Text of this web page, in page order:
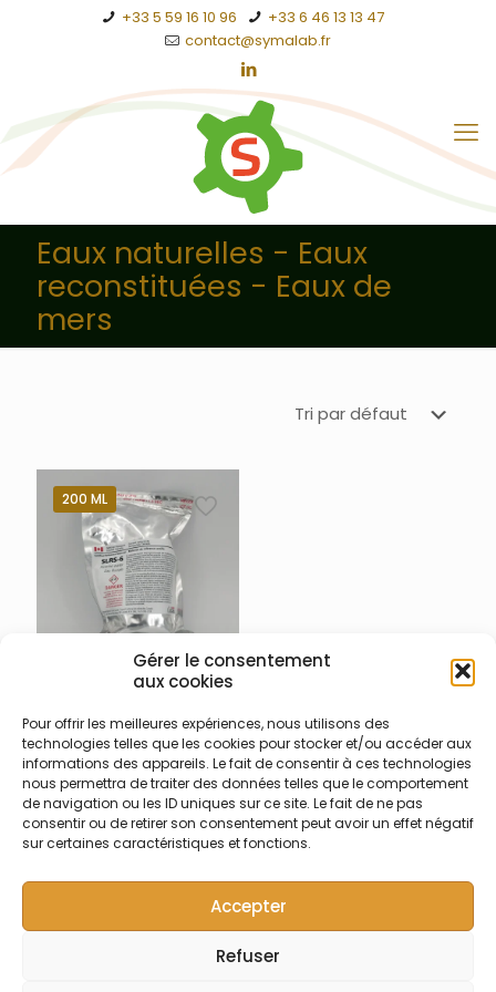
Gérer le consentement
aux cookies
Pour offrir les meilleures expériences, nous utilisons des
technologies telles que les cookies pour stocker et/ou accéder aux
informations des appareils. Le fait de consentir à ces technologies
nous permettra de traiter des données telles que le comportement
de navigation ou les ID uniques sur ce site. Le fait de ne pas
consentir ou de retirer son consentement peut avoir un effet négatif
sur certaines caractéristiques et fonctions.
Accepter
Refuser
+33 5 59 16 10 96
+33 6 46 13 13 47
contact@symalab.fr
Eaux naturelles - Eaux
reconstituées - Eaux de
mers
200 ML
de rivière SLRS-6
Matériau de référence
certifié composé d’eau
riveraine pour l’analyse des
métaux en traces. (SLRS-6)